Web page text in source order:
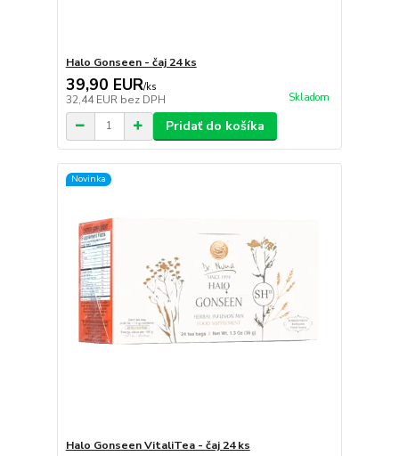
Halo Gonseen - čaj 24 ks
39,90 EUR/ks
32,44 EUR bez DPH Skladom
Pridať do košíka
Novinka
Halo Gonseen VitaliTea - čaj 24 ks